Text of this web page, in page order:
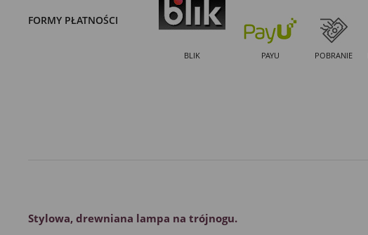
FORMY PŁATNOŚCI
BLIK PAYU POBRANIE
Stylowa, drewniana lampa na trójnogu.